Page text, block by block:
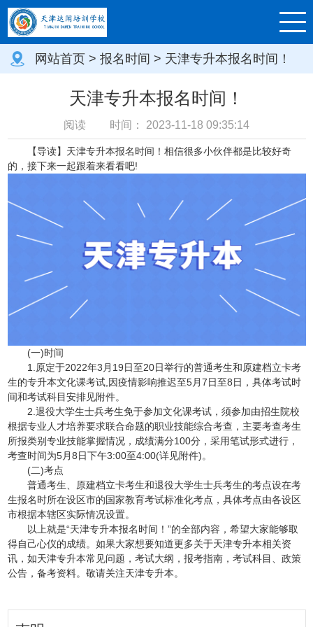
网站首页 > 报名时间 > 天津专升本报名时间！
天津专升本报名时间！
阅读 时间： 2023-11-18 09:35:14
【导读】天津专升本报名时间！相信很多小伙伴都是比较好奇
的，接下来一起跟着来看看吧!
(一)时间
1.原定于2022年3月19日至20日举行的普通考生和原建档立卡考
生的专升本文化课考试,因疫情影响推迟至5月7日至8日，具体考试时
间和考试科目安排见附件。
2.退役大学生士兵考生免于参加文化课考试，须参加由招生院校
根据专业人才培养要求联合命题的职业技能综合考查，主要考查考生
所报类别专业技能掌握情况，成绩满分100分，采用笔试形式进行，
考查时间为5月8日下午3:00至4:00(详见附件)。
(二)考点
普通考生、原建档立卡考生和退役大学生士兵考生的考点设在考
生报名时所在设区市的国家教育考试标准化考点，具体考点由各设区
市根据本辖区实际情况设置。
以上就是“天津专升本报名时间！”的全部内容，希望大家能够取
得自己心仪的成绩。如果大家想要知道更多关于天津专升本相关资
讯，如天津专升本常见问题，考试大纲，报考指南，考试科目、政策
公告，备考资料。敬请关注天津专升本。